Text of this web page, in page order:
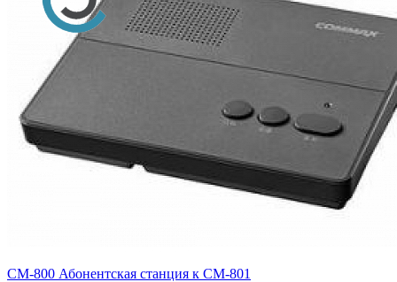
CM-800 Абонентская станция к CM-801